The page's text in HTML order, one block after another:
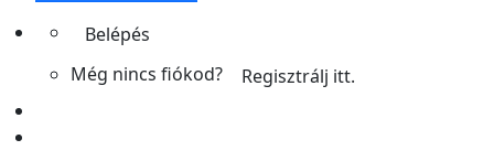
Belépés
Még nincs fiókod?
Regisztrálj itt.